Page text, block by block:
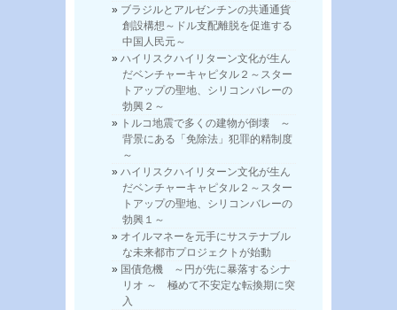
ブラジルとアルゼンチンの共通通貨
創設構想～ドル支配離脱を促進する
中国人民元～
ハイリスクハイリターン文化が生ん
だベンチャーキャピタル２～スター
トアップの聖地、シリコンバレーの
勃興２～
トルコ地震で多くの建物が倒壊 ～
背景にある「免除法」犯罪的精制度
～
ハイリスクハイリターン文化が生ん
だベンチャーキャピタル２～スター
トアップの聖地、シリコンバレーの
勃興１～
オイルマネーを元手にサステナブル
な未来都市プロジェクトが始動
国債危機 ～円が先に暴落するシナ
リオ ～ 極めて不安定な転換期に突
入